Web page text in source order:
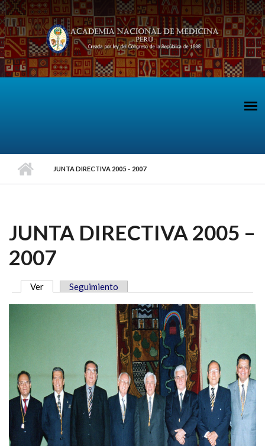
Pasar al contenido principal
JUNTA DIRECTIVA 2005 – 2007
JUNTA DIRECTIVA 2005 –
2007
SOLAPAS PRINCIPALES
Ver (solapa activa)
Seguimiento